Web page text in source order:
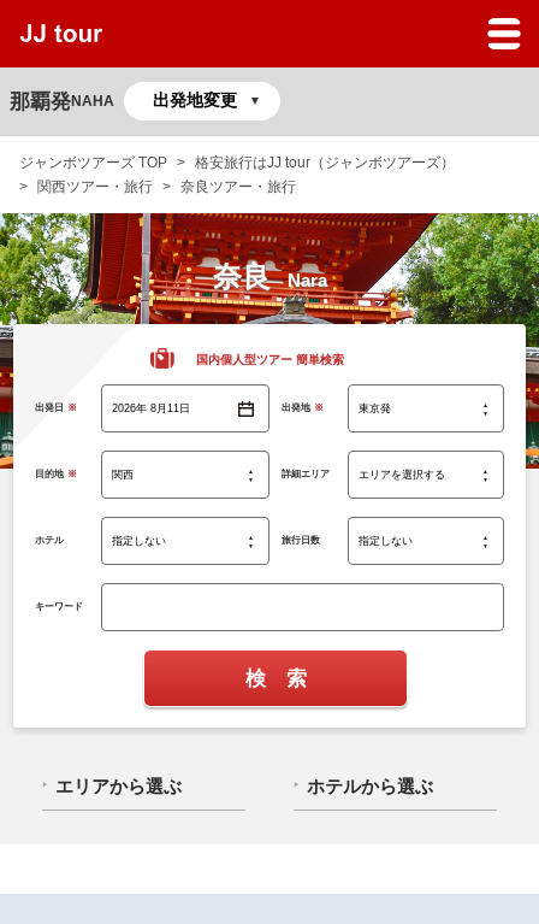
那覇発NAHA
JJツアーのサービスガイド
よくある質問
ジャンボツアーズ TOP
格安旅行はJJ tour（ジャンボツアーズ）
関西ツアー・旅行
奈良ツアー・旅行
奈良 Nara
国内個人型ツアー 簡単検索
出発日 ※ 出発地 ※
目的地 ※ 詳細エリア
ホテル 旅行日数
キーワード
エリアから選ぶ ホテルから選ぶ